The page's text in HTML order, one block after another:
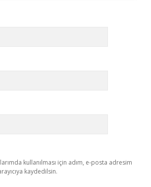
kullanılması için adım, e-posta adresim
kaydedilsin.